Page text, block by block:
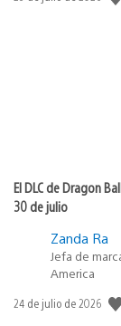
El DLC de Dragon
30 de julio
Zanda Ra
Jefa de
America
Fecha
24 de julio de 2026